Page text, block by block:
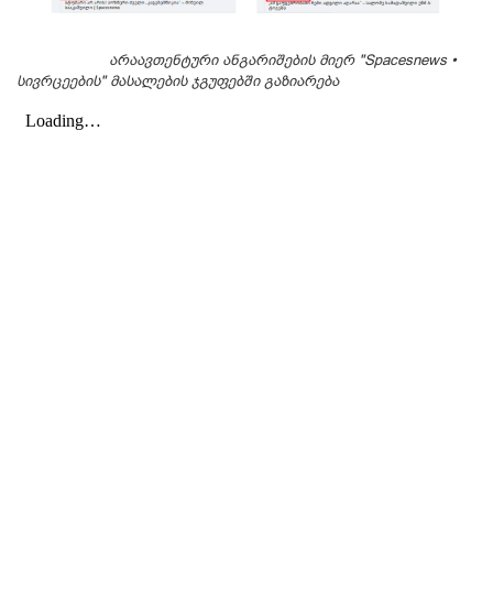
არაავთენტური ანგარიშების მიერ "Spacesnews •
სივრცეების" მასალების ჯგუფებში გაზიარება